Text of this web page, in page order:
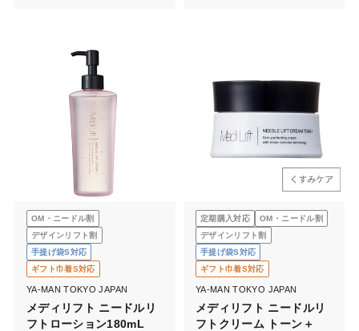
OM・ニードル割
デザインリフト割
手提げ袋S対応
ギフト巾着S対応
YA-MAN TOKYO JAPAN
メディリフト ニードルリ
フトローション180mL
定期購入対応
OM・ニードル割
デザインリフト割
手提げ袋S対応
ギフト巾着S対応
YA-MAN TOKYO JAPAN
メディリフト ニードルリ
フトクリーム トーン＋